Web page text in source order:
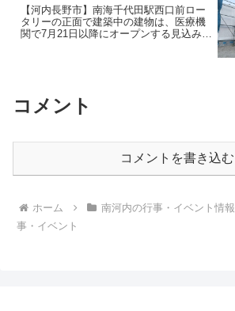
【河内長野市】南海千代田駅西口前ロー
タリーの正面で建築中の建物は、医療機
関で7月21日以降にオープンする見込みで
コメント
コメントを書き込む
ホーム 南河内の行事・イベント情報
事・イベント